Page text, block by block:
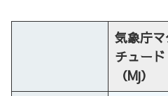
気象庁
チュード
（Mj）